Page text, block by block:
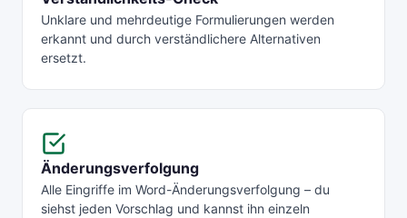
Unklare und mehrdeutige Formulierungen werden
erkannt und durch verständlichere Alternativen
ersetzt.
Änderungsverfolgung
Alle Eingriffe im Word-Änderungsverfolgung – du
siehst jeden Vorschlag und kannst ihn einzeln